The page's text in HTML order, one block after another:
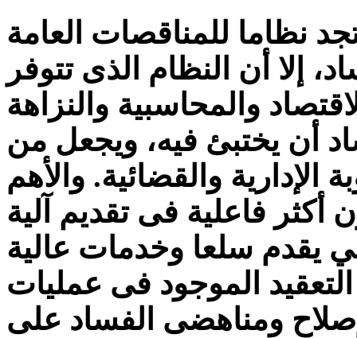
نظاما للمناقصات العامة
إلا أن النظام الذى تتوفر
والمحاسبية والنزاهة
أن يختبئ فيه، ويجعل من
والقضائية. والأهم
فاعلية فى تقديم آلية
يقدم سلعا وخدمات عالية
الموجود فى عمليات
ومناهضى الفساد على